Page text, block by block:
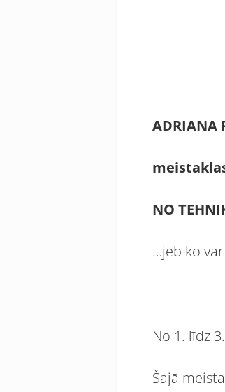
ADRIANA
NO
…jeb ko
No 1. līdz
Šajā